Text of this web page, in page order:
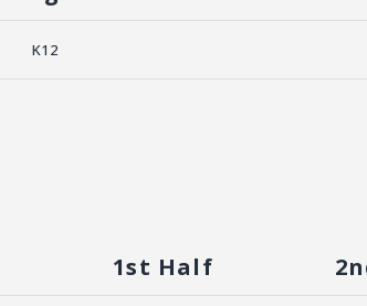
K12
1st Half